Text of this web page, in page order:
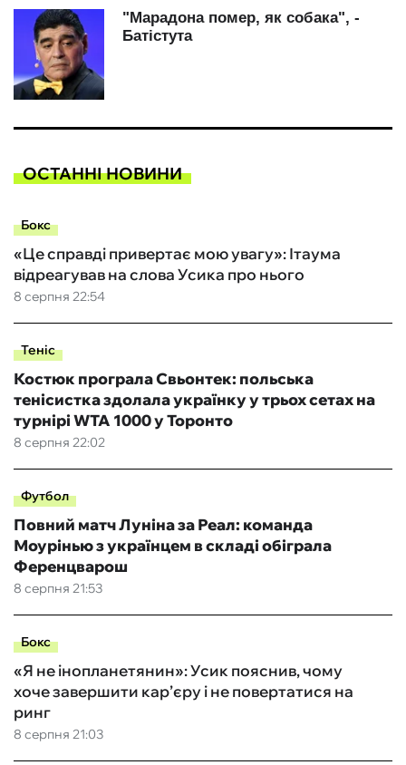
ОСТАННІ НОВИНИ
Бокс
8 серпня 22:54
«Це справді привертає мою увагу»: Ітаума
відреагував на слова Усика про нього
Теніс
8 серпня 22:02
Костюк програла Свьонтек: польська
тенісистка здолала українку у трьох сетах на
турнірі WTA 1000 у Торонто
Футбол
8 серпня 21:53
Повний матч Луніна за Реал: команда
Моурінью з українцем в складі обіграла
Ференцварош
Бокс
8 серпня 21:03
«Я не інопланетянин»: Усик пояснив, чому
хоче завершити кар’єру і не повертатися на
ринг